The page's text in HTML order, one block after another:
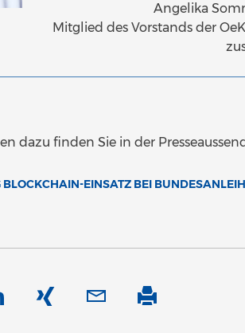
Angelika
Mitglied des Vorstands der
dazu finden Sie in der
BLOCKCHAIN-EINSATZ BEI